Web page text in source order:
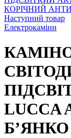
Наступний товар
Електрокаміни
LUCCA
Б’ЯНКО